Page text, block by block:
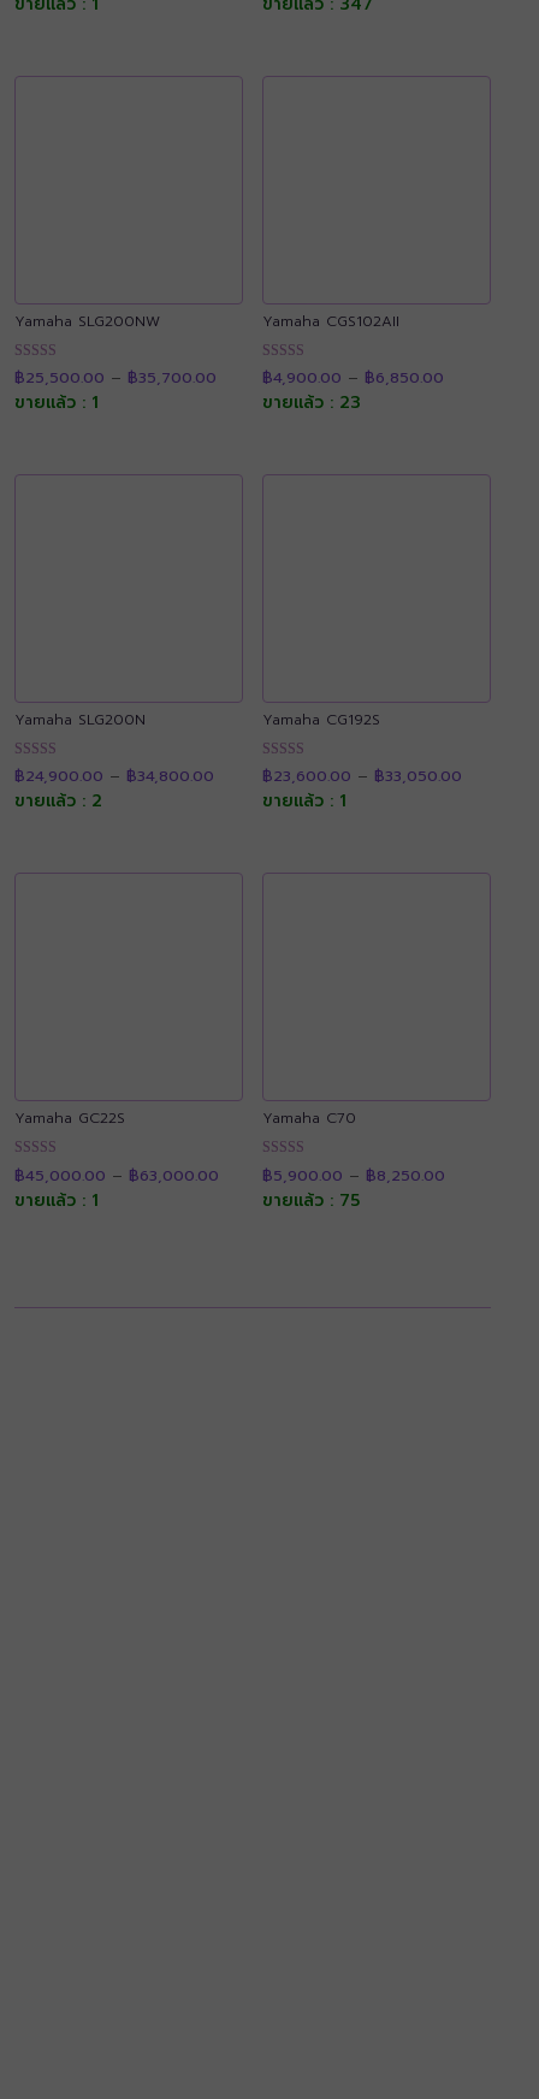
through
Yamaha SLG200NW
ให้คะแนน
4.92
ตั้งแต่ 1-5
฿25,500.00 – ฿35,700.00
฿25,500.00
through
ขายแล้ว : 1
Yamaha CGS102AII
ให้คะแนน
4.88
ตั้งแต่ 1-5
฿4,900.00 – ฿6,850.00range:
ขายแล้ว : 23
Yamaha SLG200N
ให้คะแนน
4.91
ตั้งแต่ 1-5
฿24,900.00 – ฿34,800.00
฿24,900.00
through
ขายแล้ว : 2
Yamaha CG192S
ให้คะแนน
4.92
ตั้งแต่ 1-5
฿23,600.00 – ฿33,050.00range:
ขายแล้ว : 1
Yamaha GC22S
ให้คะแนน
4.90
ตั้งแต่ 1-5
฿45,000.00 – ฿63,000.00 range:
฿45,000.00
through
ขายแล้ว : 1
Yamaha C70
ให้คะแนน
4.91
ตั้งแต่ 1-5
฿5,900.00 – ฿8,250.00range:
ขายแล้ว : 75